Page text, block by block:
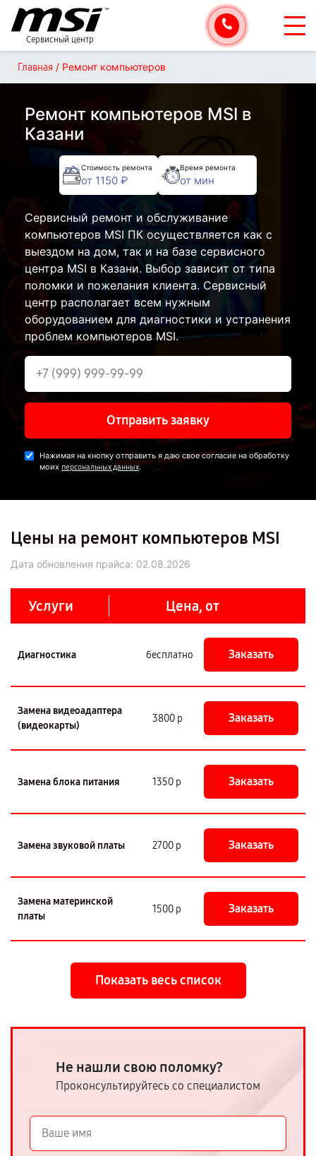
Сервисный центр
Главная / Ремонт компьютеров
Ремонт компьютеров MSI в
Казани
Стоимость ремонта
от 1150 ₽
Время ремонта
от мин
Сервисный ремонт и обслуживание
компьютеров MSI ПК осуществляется как с
выездом на дом, так и на базе сервисного
центра MSI в Казани. Выбор зависит от типа
поломки и пожелания клиента. Сервисный
центр располагает всем нужным
оборудованием для диагностики и устранения
проблем компьютеров MSI.
Отправить заявку
Нажимая на кнопку отправить я даю свое согласие на обработку
моих персональных данных.
Цены на ремонт компьютеров MSI
Дата обновления прайса: 02.08.2026
Услуги Цена, от
Диагностика бесплатно Заказать
Замена видеоадаптера
(видеокарты)
3800 р Заказать
Замена блока питания 1350 р Заказать
Замена звуковой платы 2700 р Заказать
Замена материнской
платы
1500 р Заказать
Показать весь список
Не нашли свою поломку?
Проконсультируйтесь со специалистом